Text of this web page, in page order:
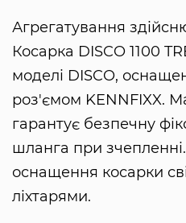
Агрегатування
Косарка DISCO 1100
моделі DISCO,
роз'ємом KENNFIXX.
гарантує безпечну
шланга при
оснащення косарки
ліхтарями.